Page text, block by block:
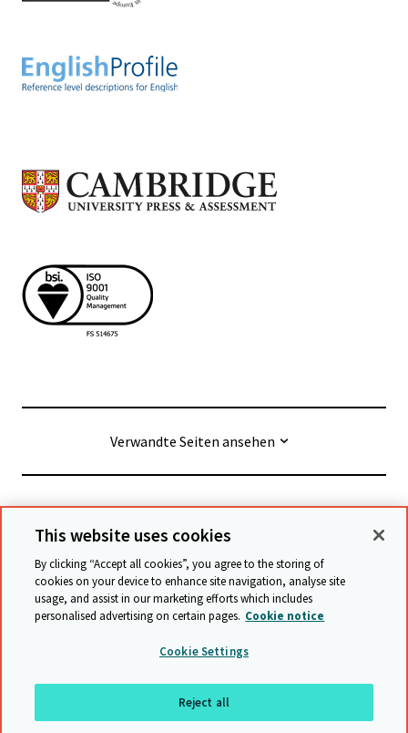
Verwandte Seiten ansehen
© Cambridge University Press & Assessment
Geschäftsbedingungen
Datenschutz
Erklärung zur Barrierefreiheit
Stellungnahme zu moderner Sklaverei
Schutzrichtlinien
Sitemap
This website uses cookies
By clicking “Accept all cookies”, you agree to the storing of
cookies on your device to enhance site navigation, analyse site
usage, and assist in our marketing efforts which includes
personalised advertising on certain pages. Cookie notice
Cookie Settings
Reject all